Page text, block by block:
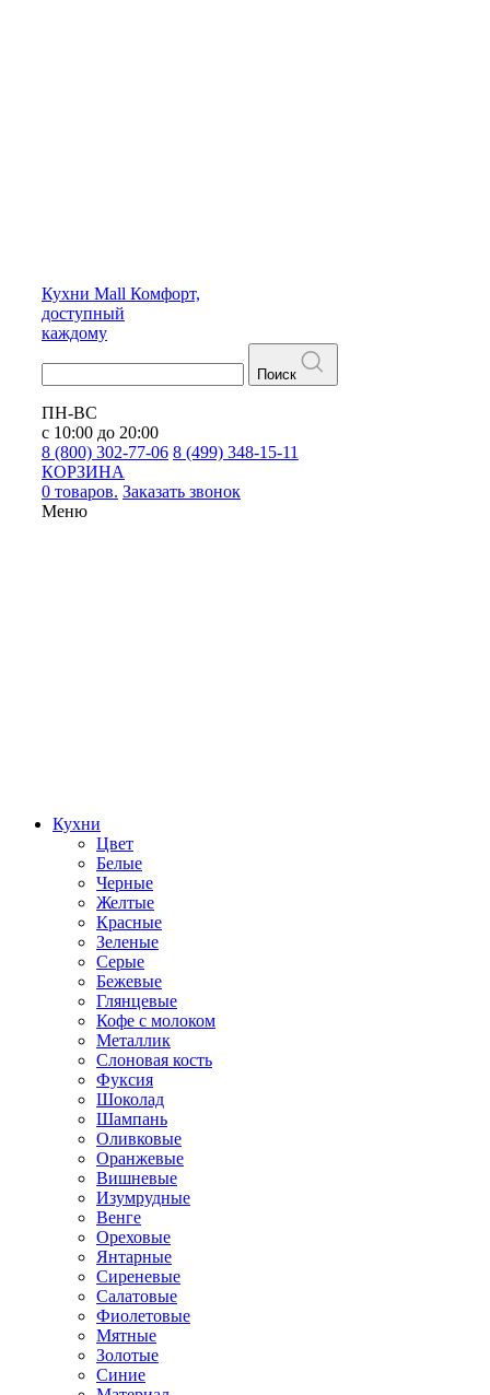
Кухни Mall Комфорт,
доступный
каждому
Поиск
ПН-ВС
с 10:00 до 20:00
8 (800) 302-77-06 8 (499) 348-15-11
КОРЗИНА
0 товаров. Заказать звонок
Меню
Кухни
Цвет
Белые
Черные
Желтые
Красные
Зеленые
Серые
Бежевые
Глянцевые
Кофе с молоком
Металлик
Слоновая кость
Фуксия
Шоколад
Шампань
Оливковые
Оранжевые
Вишневые
Изумрудные
Венге
Ореховые
Янтарные
Сиреневые
Салатовые
Фиолетовые
Мятные
Золотые
Синие